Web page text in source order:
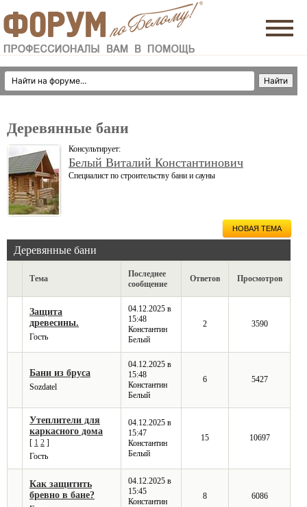
Деревянные бани
Консультирует:
Белый Виталий Константинович
Специалист по строительству бани и сауны
НОВАЯ ТЕМА
Деревянные бани
Тема
Последнее
сообщение
Ответов Просмотров
Защита
древесины.
Гость
04.12.2025 в
15:48
Константин
Белый
2 3590
Бани из бруса
Sozdatel
04.12.2025 в
15:48
Константин
Белый
6 5427
Утеплители для
каркасного дома
[ 1 2 ]
Гость
04.12.2025 в
15:47
Константин
Белый
15 10697
Как защитить
бревно в бане?
04.12.2025 в
15:45
Константин
8 6086